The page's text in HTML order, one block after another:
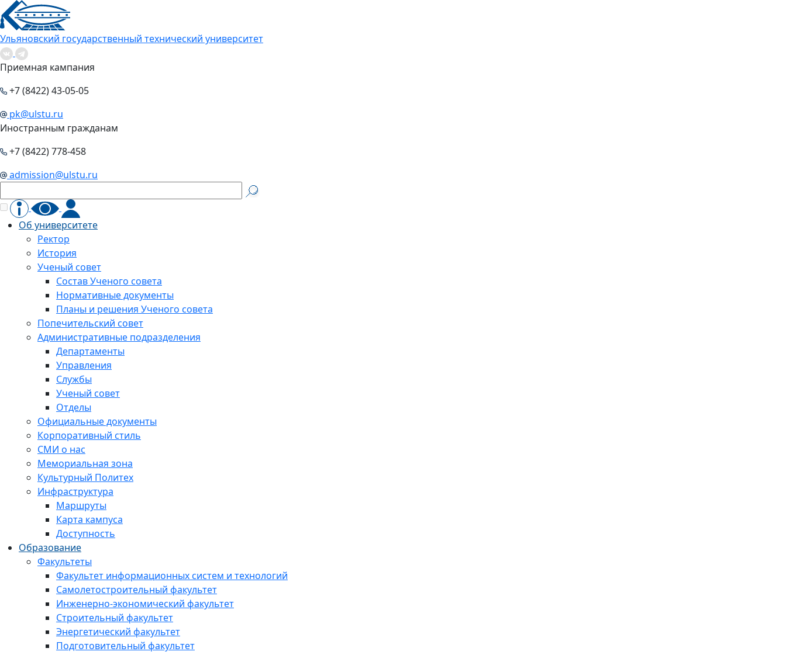
Ульяновский государственный технический университет
Приемная кампания
+7 (8422) 43-05-05
pk@ulstu.ru
Иностранным гражданам
+7 (8422) 778-458
admission@ulstu.ru
Об университете
Ректор
История
Ученый совет
Состав Ученого совета
Нормативные документы
Планы и решения Ученого совета
Попечительский совет
Административные подразделения
Департаменты
Управления
Службы
Ученый совет
Отделы
Официальные документы
Корпоративный стиль
СМИ о нас
Мемориальная зона
Культурный Политех
Инфраструктура
Маршруты
Карта кампуса
Доступность
Образование
Факультеты
Факультет информационных систем и технологий
Самолетостроительный факультет
Инженерно-экономический факультет
Строительный факультет
Энергетический факультет
Подготовительный факультет